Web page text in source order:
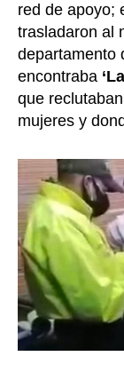
red de apoyo;
trasladaron al
departamento
encontraba
que
mujeres y